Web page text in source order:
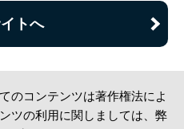
トへ
のコンテンツは著作権法によ
ツの利用に関しましては、弊